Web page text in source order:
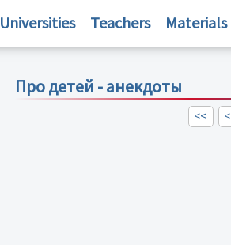
Universities Teachers Materials
Про детей - анекдоты
<< <